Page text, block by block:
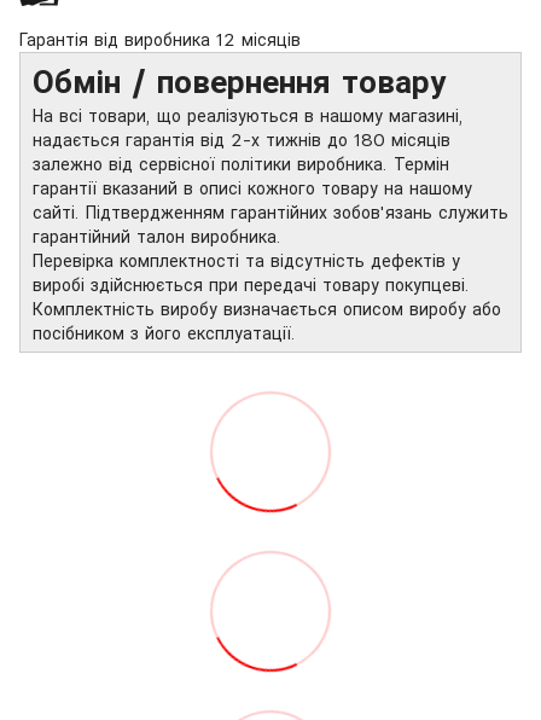
Гарантія від виробника 12 місяців
Обмін / повернення товару
На всі товари, що реалізуються в нашому магазині,
надається гарантія від 2-х тижнів до 180 місяців
залежно від сервісної політики виробника. Термін
гарантії вказаний в описі кожного товару на нашому
сайті. Підтвердженням гарантійних зобов'язань служить
гарантійний талон виробника.
Перевірка комплектності та відсутність дефектів у
виробі здійснюється при передачі товару покупцеві.
Комплектність виробу визначається описом виробу або
посібником з його експлуатації.